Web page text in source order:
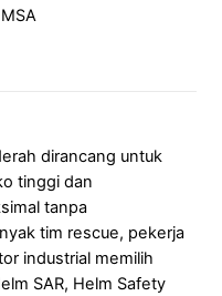
MSA
dirancang untuk
tinggi dan
tanpa
tim rescue, pekerja
industrial memilih
SAR, Helm Safety